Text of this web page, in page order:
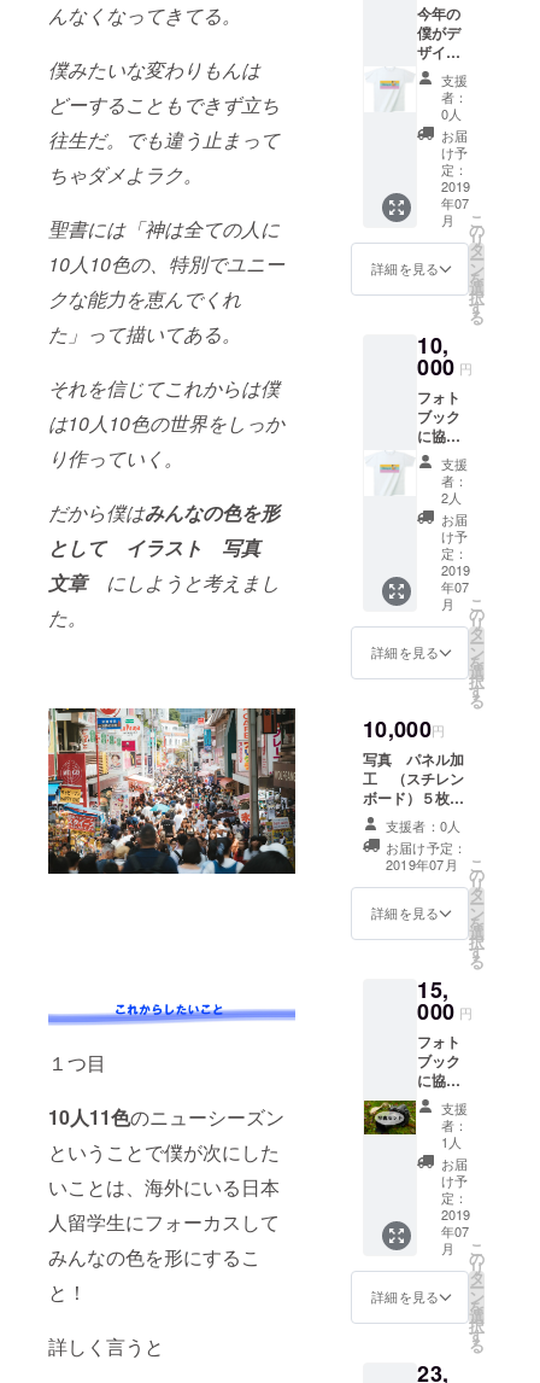
んなくなってきてる。
僕みたいな変わりもんは
どーすることもできず立ち
往生だ。でも違う止まって
ちゃダメよラク。
聖書には「神は全ての人に
10人10色の、特別でユニー
クな能力を恵んでくれ
た」って描いてある。
それを信じてこれからは僕
は10人10色の世界をしっか
り作っていく。
だから僕はみんなの色を形
として イラスト 写真
文章 にしようと考えまし
た。
１つ目
10人11色のニューシーズン
ということで僕が次にした
いことは、海外にいる日本
人留学生にフォーカスして
みんなの色を形にするこ
と！
詳しく言うと
今年の
僕がデ
ザイン
した10
人11色T
シャ
ツ 全
種類 綿
100％
アッ
シュ、
ミック
スグ
レー：
綿
90％、
ステル
10％
United
Athle
5.6オン
ス
支援
者：
0人
お届
け予
定：
2019
年07
月
詳細を見る
こ
の
リ
タ
ー
ン
を
選
択
す
る
10,
000 円
フォト
ブック
に協賛
者名 旅
行記メ
ルマガ
配信
８月中
今年の
僕がデ
ザイン
した10
人11色T
シャツ
１枚
フォト
＊綿
100％
アッ
シュ、
ミック
スグ
レー：
綿
90％、
ステル
10％
5.6オン
ス 5.6
オンス
で厚め
の生地
になっ
ていま
す。 ＊
今回作
成する
フォト
ブック
のペー
ジ数、
サイズ
体的な
仕様は
すが、
支援
者：
2人
お届
け予
定：
2019
年07
月
詳細を見る
こ
の
リ
タ
ー
ン
を
選
択
す
る
10,000円
写真 パネル加
工 （スチレン
ボード）５枚
A4サイズ
支援者：0人
お届け予定：
2019年07月
詳細を見る
こ
の
リ
タ
ー
ン
を
選
択
す
る
15,
000 円
フォト
ブック
に協賛
者名 旅
行記メ
ルマガ
配信
８月中
フォト
ブック
にない
写真
デー
タ DL
権 ５
枚 フォ
ク 写
支援
者：
1人
お届
け予
定：
2019
年07
月
詳細を見る
こ
の
リ
タ
ー
ン
を
選
択
す
る
23,